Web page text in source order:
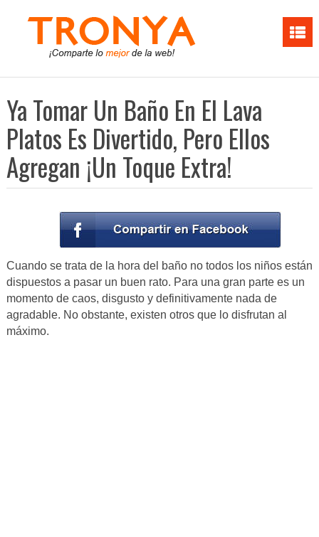
Ya Tomar Un Baño En El Lava
Platos Es Divertido, Pero Ellos
Agregan ¡Un Toque Extra!
Cuando se trata de la hora del baño no todos los niños están
dispuestos a pasar un buen rato. Para una gran parte es un
momento de caos, disgusto y definitivamente nada de
agradable. No obstante, existen otros que lo disfrutan al
máximo.